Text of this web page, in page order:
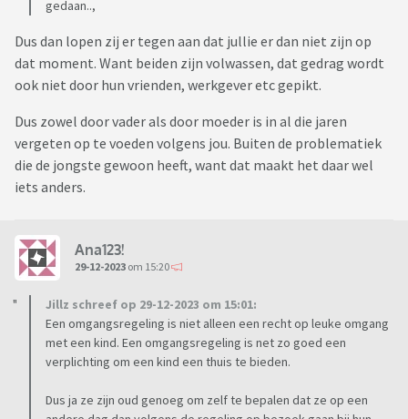
gedaan..,
Dus dan lopen zij er tegen aan dat jullie er dan niet zijn op
dat moment. Want beiden zijn volwassen, dat gedrag wordt
ook niet door hun vrienden, werkgever etc gepikt.
Dus zowel door vader als door moeder is in al die jaren
vergeten op te voeden volgens jou. Buiten de problematiek
die de jongste gewoon heeft, want dat maakt het daar wel
iets anders.
Ana123!
29-12-2023 om 15:20
Jillz schreef op 29-12-2023 om 15:01:
Een omgangsregeling is niet alleen een recht op leuke omgang
met een kind. Een omgangsregeling is net zo goed een
verplichting om een kind een thuis te bieden.
Dus ja ze zijn oud genoeg om zelf te bepalen dat ze op een